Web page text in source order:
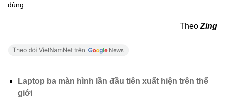
dùng.
Theo Zing
Laptop ba màn hình lần đầu tiên xuất hiện trên thế
giới